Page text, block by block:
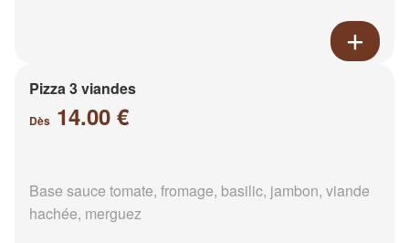
Pizza 3 viandes
Dès 14.00 €
Base sauce tomate, fromage, basilic, jambon, viande
hachée, merguez